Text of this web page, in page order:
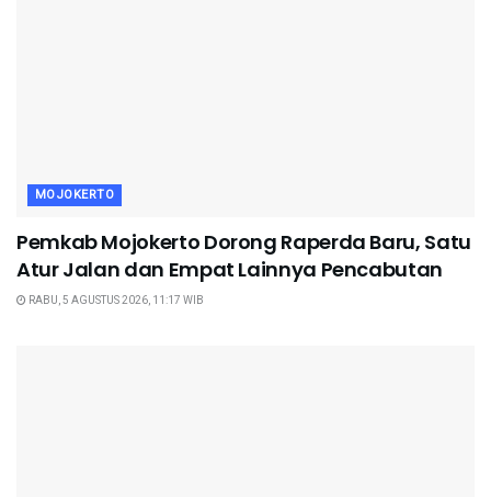
MOJOKERTO
Pemkab Mojokerto Dorong Raperda Baru, Satu
Atur Jalan dan Empat Lainnya Pencabutan
RABU, 5 AGUSTUS 2026, 11:17 WIB